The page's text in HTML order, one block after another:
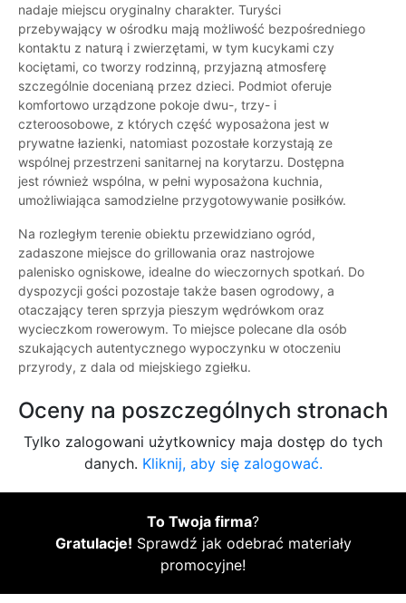
nadaje miejscu oryginalny charakter. Turyści
przebywający w ośrodku mają możliwość bezpośredniego
kontaktu z naturą i zwierzętami, w tym kucykami czy
kociętami, co tworzy rodzinną, przyjazną atmosferę
szczególnie docenianą przez dzieci. Podmiot oferuje
komfortowo urządzone pokoje dwu-, trzy- i
czteroosobowe, z których część wyposażona jest w
prywatne łazienki, natomiast pozostałe korzystają ze
wspólnej przestrzeni sanitarnej na korytarzu. Dostępna
jest również wspólna, w pełni wyposażona kuchnia,
umożliwiająca samodzielne przygotowywanie posiłków.
Na rozległym terenie obiektu przewidziano ogród,
zadaszone miejsce do grillowania oraz nastrojowe
palenisko ogniskowe, idealne do wieczornych spotkań. Do
dyspozycji gości pozostaje także basen ogrodowy, a
otaczający teren sprzyja pieszym wędrówkom oraz
wycieczkom rowerowym. To miejsce polecane dla osób
szukających autentycznego wypoczynku w otoczeniu
przyrody, z dala od miejskiego zgiełku.
Oceny na poszczególnych stronach
Tylko zalogowani użytkownicy maja dostęp do tych
danych. Kliknij, aby się zalogować.
To Twoja firma?
Gratulacje! Sprawdź jak odebrać materiały
promocyjne!